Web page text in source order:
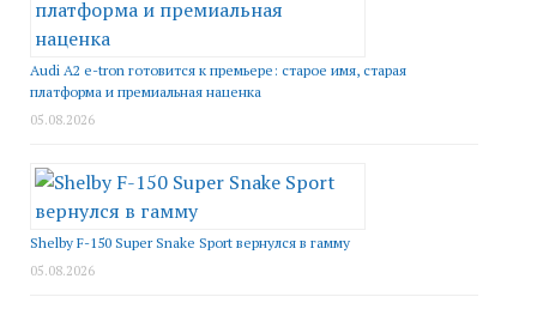
Audi A2 e-tron готовится к премьере: старое имя, старая
платформа и премиальная наценка
05.08.2026
Shelby F-150 Super Snake Sport вернулся в гамму
05.08.2026